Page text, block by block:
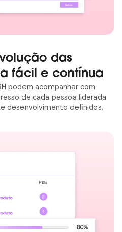
das
fácil e contínua
podem acompanhar com
de cada pessoa liderada
desenvolvimento definidos.